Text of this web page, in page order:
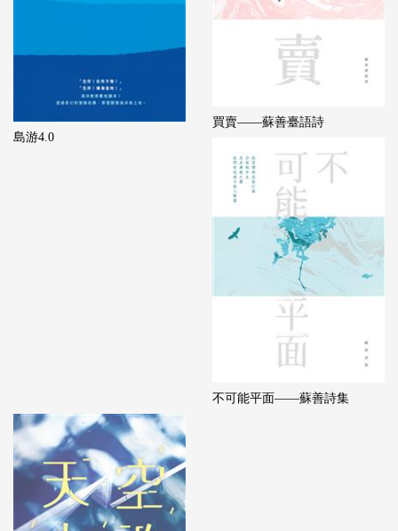
島游4.0
買賣——蘇善臺語詩
不可能平面——蘇善詩集